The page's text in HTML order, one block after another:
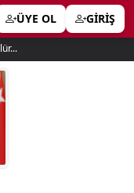
ÜYE OL GİRİŞ